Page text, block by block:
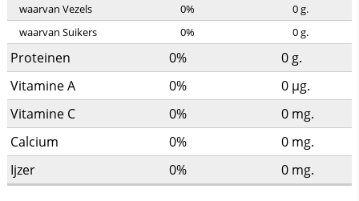
waarvan Vezels 0% 0g.
waarvan Suikers
0% 0g.
Proteinen 0% 0 g.
Vitamine A
0% 0 µg.
Vitamine C
0% 0 mg.
Calcium
0% 0 mg.
Ijzer
0% 0 mg.